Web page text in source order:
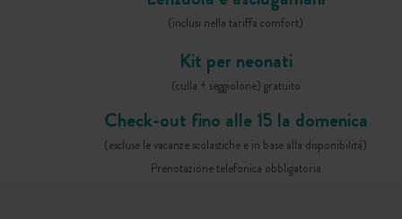
(inclusi nella tariffa comfort)
Kit per neonati
(culla + seggiolone) gratuito
Check-out fino alle 15 la domenica
(escluse le vacanze scolastiche e in base alla disponibilità)
Prenotazione telefonica obbligatoria